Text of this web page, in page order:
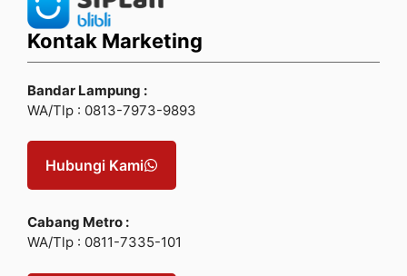
Kontak Marketing
Bandar Lampung :
WA/Tlp : 0813-7973-9893
Hubungi Kami
Cabang Metro :
WA/Tlp : 0811-7335-101